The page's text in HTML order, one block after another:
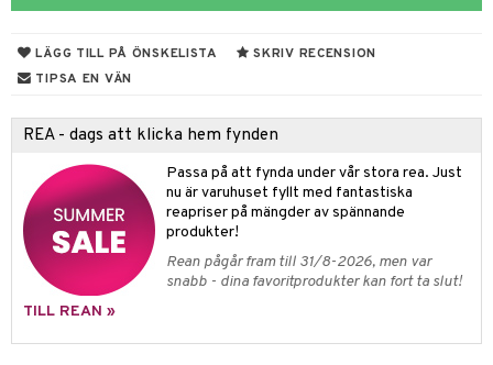
LÄGG TILL PÅ ÖNSKELISTA
SKRIV RECENSION
TIPSA EN VÄN
REA - dags att klicka hem fynden
Passa på att fynda under vår stora rea. Just
nu är varuhuset fyllt med fantastiska
reapriser på mängder av spännande
produkter!
Rean pågår fram till 31/8-2026, men var
snabb - dina favoritprodukter kan fort ta slut!
TILL REAN »
& nötter
& avgiftning